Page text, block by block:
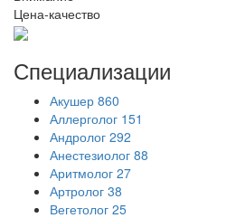
Цена-качество
Специализации
Акушер 860
Аллерголог 151
Андролог 292
Анестезиолог 88
Аритмолог 27
Артролог 38
Вегетолог 25